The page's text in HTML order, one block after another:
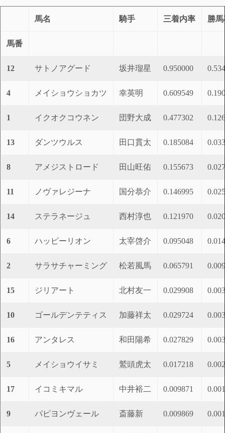
馬名 騎手 三着内率 勝
馬番
12 サトノアグード 坂井瑠星 0.950000
4 メイショウショカツ 幸英明 0.609549
1 イクオクコウネン 団野大成 0.477302
13 ダンツウルス 田口貫太 0.185084
8 アメジストロード 田山旺佑 0.155673
11 ノヴァレジーナ 国分恭介 0.146995
14 ステラネージュ 西村淳也 0.121970
6 ハッピーリオン 太宰啓介 0.095048
2 サラサチャーミング 松若風馬 0.065791
15 ジリアート 北村友一 0.029908
10 ゴールデンテティス 加藤祥太 0.029724
16 アンタレス 和田陽希 0.027829
5 メイショウイサミ 鷲頭虎太 0.017218
17 イコミキマル 中井裕二 0.009871
9 パピヨンヴェール 斎藤新 0.009869